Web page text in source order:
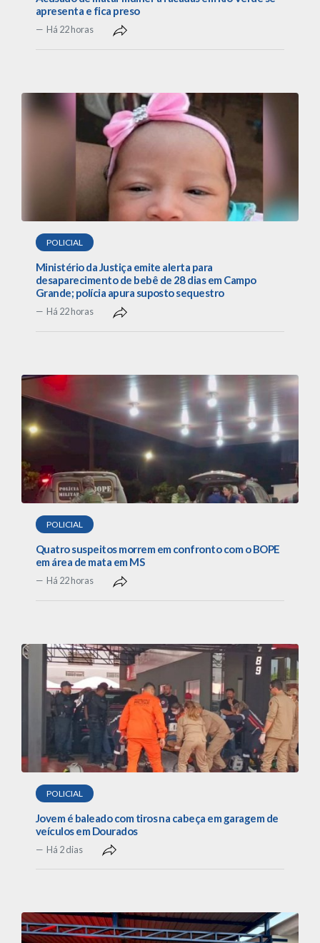
apresenta e fica preso
Há 22 horas
POLICIAL
Ministério da Justiça emite alerta para
desaparecimento de bebê de 28 dias em Campo
Grande; polícia apura suposto sequestro
Há 22 horas
POLICIAL
Quatro suspeitos morrem em confronto com o BOPE
em área de mata em MS
Há 22 horas
POLICIAL
Jovem é baleado com tiros na cabeça em garagem de
veículos em Dourados
Há 2 dias